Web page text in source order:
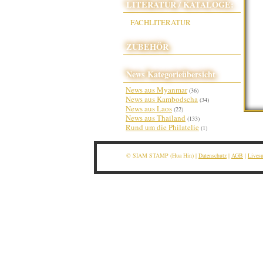
LITERATUR / KATALOGE:
FACHLITERATUR
ZUBEHÖR
News Kategorieübersicht
News aus Myanmar (36)
News aus Kambodscha (34)
News aus Laos (22)
News aus Thailand (133)
Rund um die Philatelie (1)
© SIAM STAMP (Hua Hin) | Datenschutz | AGB |